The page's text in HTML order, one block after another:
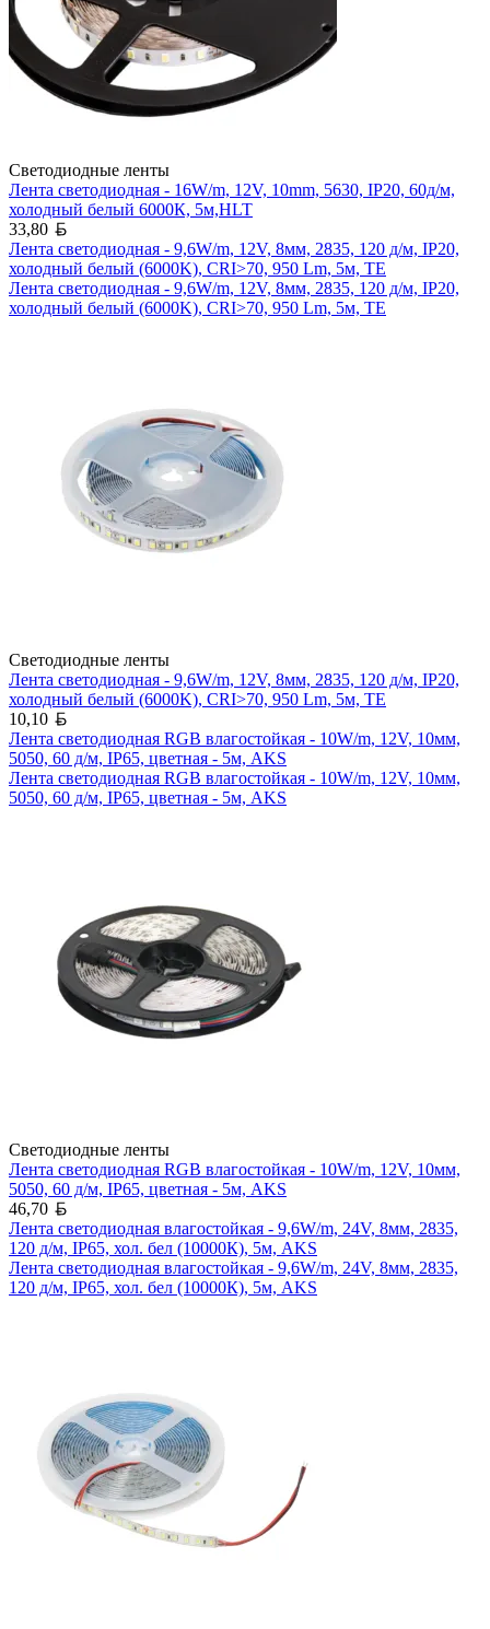
Светодиодные ленты
Лента светодиодная - 16W/m, 12V, 10mm, 5630, IP20, 60д/м,
холодный белый 6000К, 5м,HLT
33,80
Лента светодиодная - 9,6W/m, 12V, 8мм, 2835, 120 д/м, IP20,
холодный белый (6000K), CRI>70, 950 Lm, 5м, TE
Лента светодиодная - 9,6W/m, 12V, 8мм, 2835, 120 д/м, IP20,
холодный белый (6000K), CRI>70, 950 Lm, 5м, TE
Светодиодные ленты
Лента светодиодная - 9,6W/m, 12V, 8мм, 2835, 120 д/м, IP20,
холодный белый (6000K), CRI>70, 950 Lm, 5м, TE
10,10
Лента светодиодная RGB влагостойкая - 10W/m, 12V, 10мм,
5050, 60 д/м, IP65, цветная - 5м, AKS
Лента светодиодная RGB влагостойкая - 10W/m, 12V, 10мм,
5050, 60 д/м, IP65, цветная - 5м, AKS
Светодиодные ленты
Лента светодиодная RGB влагостойкая - 10W/m, 12V, 10мм,
5050, 60 д/м, IP65, цветная - 5м, AKS
46,70
Лента светодиодная влагостойкая - 9,6W/m, 24V, 8мм, 2835,
120 д/м, IP65, хол. бел (10000К), 5м, AKS
Лента светодиодная влагостойкая - 9,6W/m, 24V, 8мм, 2835,
120 д/м, IP65, хол. бел (10000К), 5м, AKS